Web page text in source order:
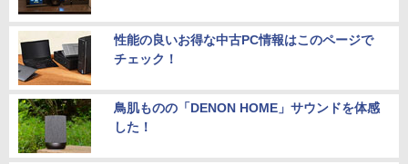
性能の良いお得な中古PC情報はこのページで
チェック！
鳥肌ものの「DENON HOME」サウンドを体感
した！